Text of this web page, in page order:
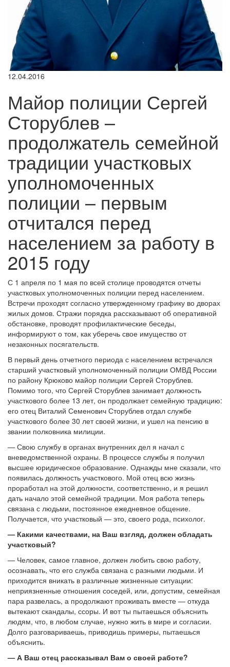
12.04.2016
Майор полиции Сергей
Сторублев –
продолжатель семейной
традиции участковых
уполномоченных
полиции – первым
отчитался перед
населением за работу в
2015 году
С 1 апреля по 1 мая по всей столице проводятся отчеты
участковых уполномоченных полиции перед населением.
Встречи проходят согласно утвержденному графику во дворах
жилых домов. Стражи порядка рассказывают об оперативной
обстановке, проводят профилактические беседы,
информируют о том, как уберечь свое имущество от
незаконных посягательств.
В первый день отчетного периода с населением встречался
старший участковый уполномоченный полиции ОМВД России
по району Крюково майор полиции Сергей Сторублев.
Помимо того, что Сергей Сторублев занимает должность
участкового более 13 лет, он продолжает семейную традицию:
его отец Виталий Семенович Сторублев отдал службе
участкового более 30 лет своей жизни, и ушел на пенсию в
звании полковника милиции.
— Свою службу в органах внутренних дел я начал с
вневедомственной охраны. В процессе службы я получил
высшее юридическое образование. Однажды мне сказали, что
появилась должность участкового. Мой отец всю жизнь
проработал на этой должности, соответственно, и я решил
дать начало этой семейной традиции. Моя работа теперь
связана с людьми, постоянное ежедневное общение.
Получается, что участковый — ​это, своего рода, психолог.
— Какими качествами, на Ваш взгляд, должен обладать
участковый?
— Человек, самое главное, должен любить свою работу,
осознавать, что его служба связана с разными людьми. И
приходится вникать в различные жизненные ситуации:
неприязненные отношения соседей, или, допустим, семейная
пара развелась, а продолжают проживать вместе — ​откуда
вытекают скандалы, ссоры. И вот ты пытаешься объяснить
людям, что, в любом случае, нужно жить в мире и согласии.
Долго разговариваешь, приводишь примеры, пытаешься
объяснить.
— А Ваш отец рассказывал Вам о своей работе?